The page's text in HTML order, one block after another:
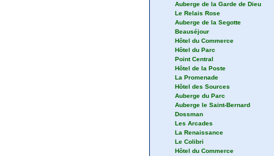
Auberge de la Garde de Dieu
Le Relais Rose
Auberge de la Segotte
Beauséjour
Hôtel du Commerce
Hôtel du Parc
Point Central
Hôtel de la Poste
La Promenade
Hôtel des Sources
Auberge du Parc
Auberge le Saint-Bernard
Dossman
Les Arcades
La Renaissance
Le Colibri
Hôtel du Commerce